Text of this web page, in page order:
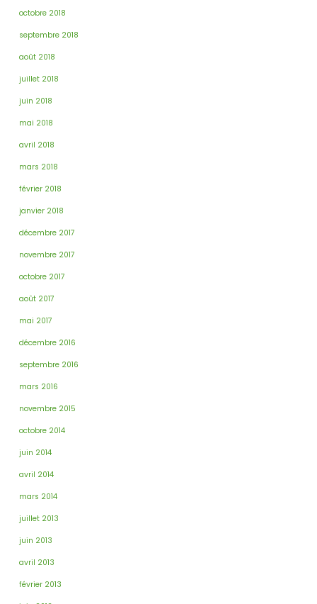
octobre 2018
septembre 2018
août 2018
juillet 2018
juin 2018
mai 2018
avril 2018
mars 2018
février 2018
janvier 2018
décembre 2017
novembre 2017
octobre 2017
août 2017
mai 2017
décembre 2016
septembre 2016
mars 2016
novembre 2015
octobre 2014
juin 2014
avril 2014
mars 2014
juillet 2013
juin 2013
avril 2013
février 2013